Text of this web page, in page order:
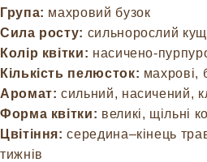
Група: махровий бузок
Сила росту: сильнорослий
Колір квітки: насичено-
Кількість пелюсток: махрові,
Аромат: сильний, насичений,
Форма квітки: великі, щільні
Цвітіння: середина–кінець
тижнів